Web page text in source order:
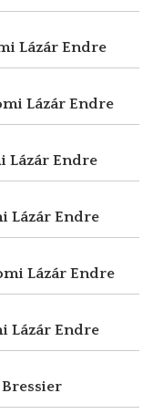
Lázár Endre
Lázár Endre
Lázár Endre
Lázár Endre
Lázár Endre
Lázár Endre
Bressier